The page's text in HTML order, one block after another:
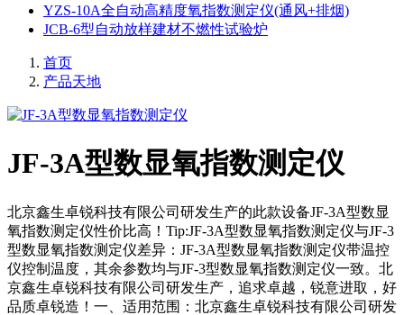
YZS-10A全自动高精度氧指数测定仪(通风+排烟)
JCB-6型自动放样建材不燃性试验炉
首页
产品天地
JF-3A型数显氧指数测定仪
北京鑫生卓锐科技有限公司研发生产的此款设备JF-3A型数显
氧指数测定仪性价比高！Tip:JF-3A型数显氧指数测定仪与JF-3
型数显氧指数测定仪差异：JF-3A型数显氧指数测定仪带温控
仪控制温度，其余参数均与JF-3型数显氧指数测定仪一致。北
京鑫生卓锐科技有限公司研发生产，追求卓越，锐意进取，好
品质卓锐造！一、适用范围：北京鑫生卓锐科技有限公司研发